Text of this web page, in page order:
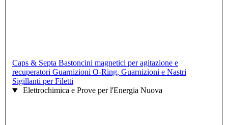
Caps & Septa Bastoncini magnetici per agitazione e
recuperatori Guarnizioni O-Ring, Guarnizioni e Nastri
Sigillanti per Filetti
Elettrochimica e Prove per l'Energia Nuova